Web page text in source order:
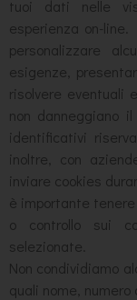
tuoi dati nelle
esperienza on-
personalizzare
esigenze,
risolvere eventuali
non danneggiano
identificativi
inoltre, con
inviare cookies
è importante
o controllo sui
selezionate.
Non condividiamo
quali nome,